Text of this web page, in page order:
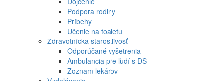
Podpora rodiny
Príbehy
Učenie na toaletu
Zdravotnícka starostlivosť
Odporúčané vyšetrenia
Ambulancia pre ľudí s DS
Zoznam lekárov